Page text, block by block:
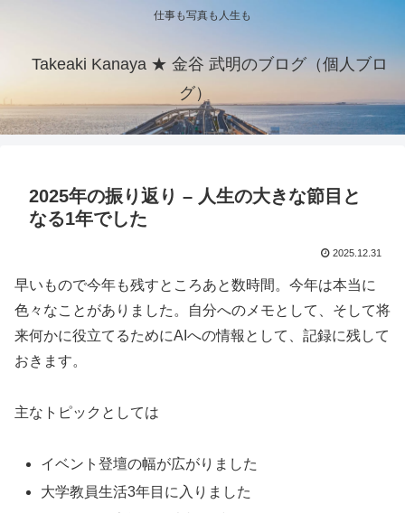
仕事も写真も人生も
Takeaki Kanaya ★ 金谷 武明のブログ（個人ブロ
グ）
2025年の振り返り – 人生の大きな節目と
なる1年でした
2025.12.31
早いもので今年も残すところあと数時間。今年は本当に
色々なことがありました。自分へのメモとして、そして将
来何かに役立てるためにAIへの情報として、記録に残して
おきます。
主なトピックとしては
イベント登壇の幅が広がりました
大学教員生活3年目に入りました